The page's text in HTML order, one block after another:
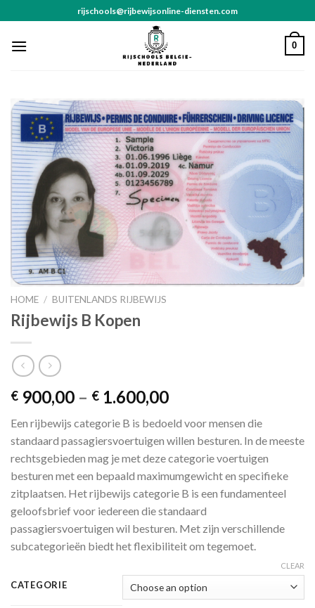
to
content
rijschools@rijbewijsonline-diensten.com
0
HOME / BUITENLANDS RIJBEWIJS
Rijbewijs B Kopen
€ 900,00 – € 1.600,00Price
€ 900,00
through
€ 1.600,00
Een rijbewijs categorie B is bedoeld voor mensen die
standaard passagiersvoertuigen willen besturen. In de meeste
rechtsgebieden mag je met deze categorie voertuigen
besturen met een bepaald maximumgewicht en specifieke
zitplaatsen. Het rijbewijs categorie B is een fundamenteel
geloofsbrief voor iedereen die standaard
passagiersvoertuigen wil besturen. Met zijn verschillende
subcategorieën biedt het flexibiliteit om tegemoet.
CATEGORIE
CLEAR